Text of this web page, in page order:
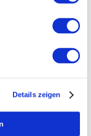
Details zeigen